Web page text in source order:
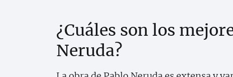
¿Cuáles son los
Neruda?